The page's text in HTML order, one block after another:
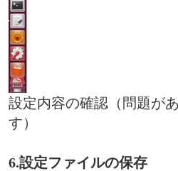
設定内容の確認（問題が
す）
6.設定ファイルの保存